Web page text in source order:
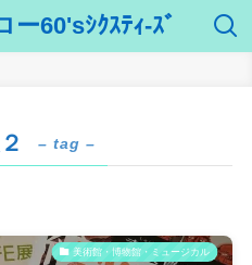
60'sｼｸｽﾃｨ-ｽﾞ
– tag –
美術館・博物館・ミュージカル